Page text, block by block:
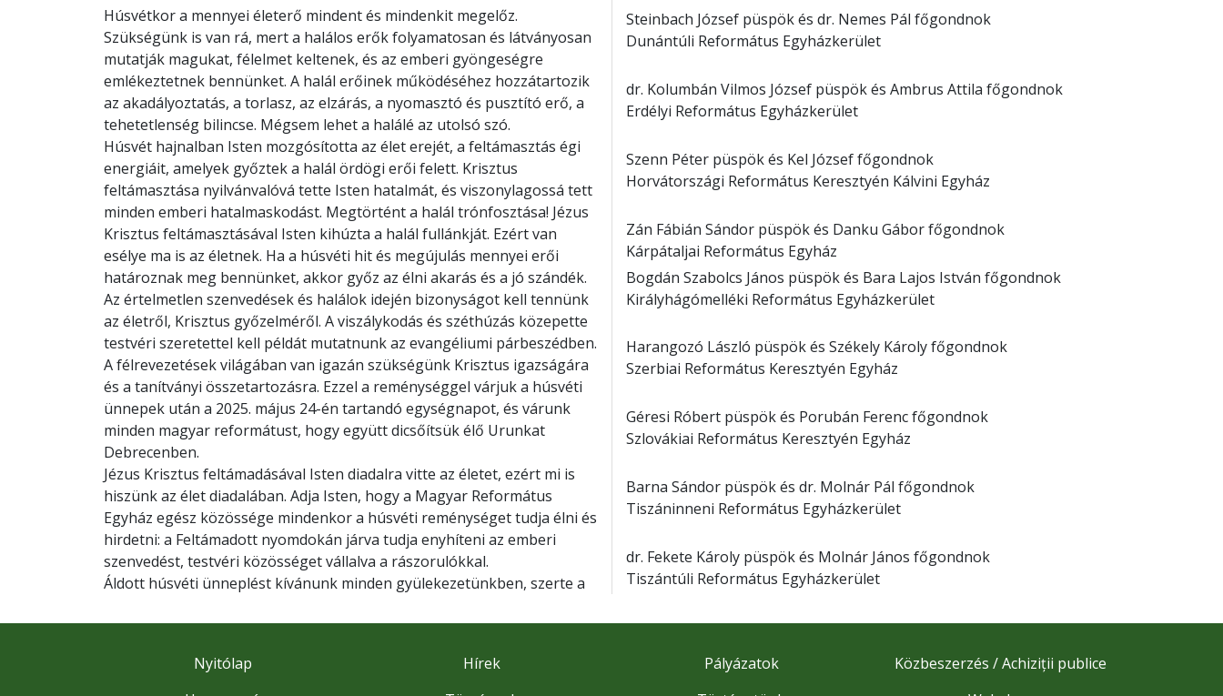
Húsvétkor a mennyei életerő mindent és mindenkit megelőz.
Szükségünk is van rá, mert a halálos erők folyamatosan és látványosan
mutatják magukat, félelmet keltenek, és az emberi gyöngeségre
emlékeztetnek bennünket. A halál erőinek működéséhez hozzátartozik
az akadályoztatás, a torlasz, az elzárás, a nyomasztó és pusztító erő, a
tehetetlenség bilincse. Mégsem lehet a halálé az utolsó szó.
Húsvét hajnalban Isten mozgósította az élet erejét, a feltámasztás égi
energiáit, amelyek győztek a halál ördögi erői felett. Krisztus
feltámasztása nyilvánvalóvá tette Isten hatalmát, és viszonylagossá tett
minden emberi hatalmaskodást. Megtörtént a halál trónfosztása! Jézus
Krisztus feltámasztásával Isten kihúzta a halál fullánkját. Ezért van
esélye ma is az életnek. Ha a húsvéti hit és megújulás mennyei erői
határoznak meg bennünket, akkor győz az élni akarás és a jó szándék.
Az értelmetlen szenvedések és halálok idején bizonyságot kell tennünk
az életről, Krisztus győzelméről. A viszálykodás és széthúzás közepette
testvéri szeretettel kell példát mutatnunk az evangéliumi párbeszédben.
A félrevezetések világában van igazán szükségünk Krisztus igazságára
és a tanítványi összetartozásra. Ezzel a reménységgel várjuk a húsvéti
ünnepek után a 2025. május 24-én tartandó egységnapot, és várunk
minden magyar reformátust, hogy együtt dicsőítsük élő Urunkat
Debrecenben.
Jézus Krisztus feltámadásával Isten diadalra vitte az életet, ezért mi is
hiszünk az élet diadalában. Adja Isten, hogy a Magyar Református
Egyház egész közössége mindenkor a húsvéti reménységet tudja élni és
hirdetni: a Feltámadott nyomdokán járva tudja enyhíteni az emberi
szenvedést, testvéri közösséget vállalva a rászorulókkal.
Áldott húsvéti ünneplést kívánunk minden gyülekezetünkben, szerte a
Steinbach József püspök és dr. Nemes Pál főgondnok
Dunántúli Református Egyházkerület
dr. Kolumbán Vilmos József püspök és Ambrus Attila főgondnok
Erdélyi Református Egyházkerület
Szenn Péter püspök és Kel József főgondnok
Horvátországi Református Keresztyén Kálvini Egyház
Zán Fábián Sándor püspök és Danku Gábor főgondnok
Kárpátaljai Református Egyház
Bogdán Szabolcs János püspök és Bara Lajos István főgondnok
Királyhágómelléki Református Egyházkerület
Harangozó László püspök és Székely Károly főgondnok
Szerbiai Református Keresztyén Egyház
Géresi Róbert püspök és Porubán Ferenc főgondnok
Szlovákiai Református Keresztyén Egyház
Barna Sándor püspök és dr. Molnár Pál főgondnok
Tiszáninneni Református Egyházkerület
dr. Fekete Károly püspök és Molnár János főgondnok
Tiszántúli Református Egyházkerület
Nyitólap Hírek Pályázatok
Közbeszerzés / Achiziții publice